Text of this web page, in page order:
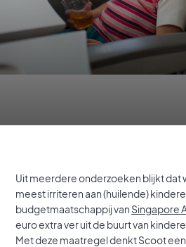
Uit meerdere onderzoeken blijkt dat
meest irriteren aan (huilende)
budgetmaatschappij van Singapore
euro extra ver uit de buurt van
Met deze maatregel denkt Scoot